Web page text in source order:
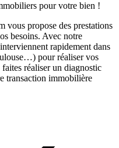
pour votre bien !
vous propose des prestations
besoins. Avec notre
rapidement dans
pour réaliser vos
réaliser un diagnostic
transaction immobilière